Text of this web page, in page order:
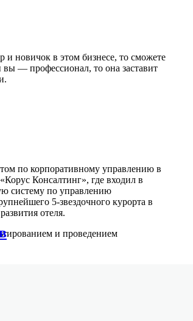
новичок в этом бизнесе, то сможете
вы — профессионал, то она заставит
по корпоративному управлению в
Консалтинг», где входил в
систему по управлению
5-звездочного курорта в
отеля.
и проведением